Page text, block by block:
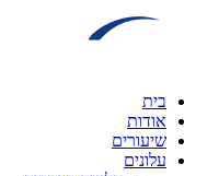
בית
אודות
שיעורים
עלונים